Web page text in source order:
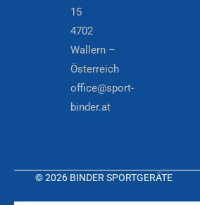
15
4702
Wallern –
Österreich
office@sport-
binder.at
© 2026 BINDER SPORTGERÄTE